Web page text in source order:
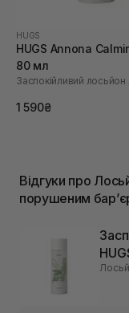
HUGS
HUGS Annona
80 мл
1 590₴
Відгуки про
порушеним